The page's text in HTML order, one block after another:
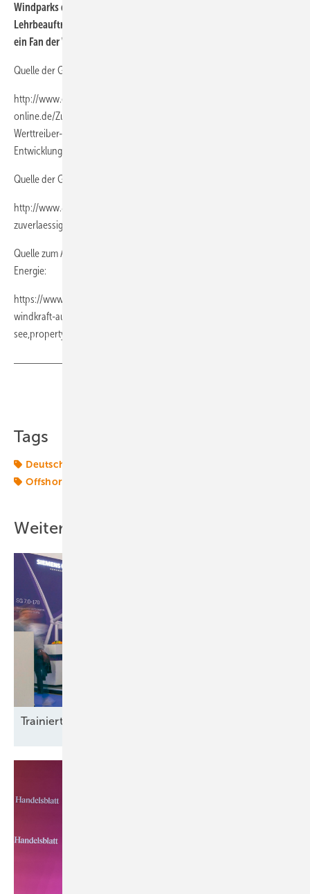
Windparks der Ebert Erneuerbare Energien-Unternehmensgruppe,
Lehrbeauftragter der FH Kiel im Bereich regenerative Energien und
ein Fan der Windenergienutzung on- und offshore
Quelle der Grafik Betriebskosten-Offshore:
http://www.et-energie-
online.de/Zukunftsfragen/tabid/63/NewsId/548/Betriebskosten-als-
Werttreiber-von-Windenergieanlagen--aktueller-Stand-und-
Entwicklungen.aspx
Quelle der Grafik zur sogenannten Badewannenkurve:
http://www.8p2.de/downloads/99-05-05_euwec-
zuverlaessigkeit_de_bh.pdf
Quelle zum Abschnitt des Bundesministeriums für Wirtschaft und
Energie:
https://www.bmwi.de/BMWi/Redaktion/PDF/E/eeg-faktenblatt-
windkraft-auf-
see,property=pdf,bereich=bmwi2012,sprache=de,rwb=true.pdf
Tags
Deutschland
Offshore-Windenergie
Weitere Inhalte
Trainierte